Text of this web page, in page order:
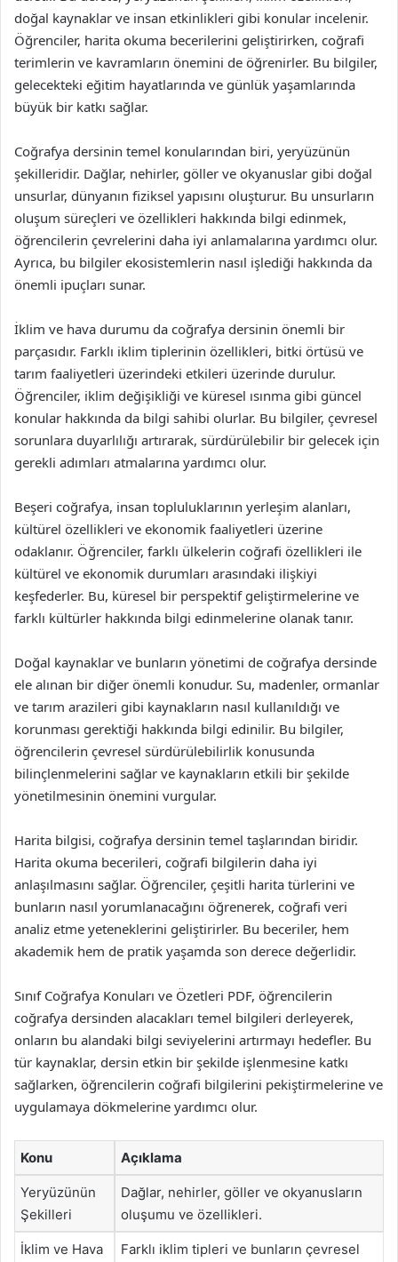
doğal kaynaklar ve insan etkinlikleri gibi konular incelenir.
Öğrenciler, harita okuma becerilerini geliştirirken, coğrafi
terimlerin ve kavramların önemini de öğrenirler. Bu bilgiler,
gelecekteki eğitim hayatlarında ve günlük yaşamlarında
büyük bir katkı sağlar.
Coğrafya dersinin temel konularından biri, yeryüzünün
şekilleridir. Dağlar, nehirler, göller ve okyanuslar gibi doğal
unsurlar, dünyanın fiziksel yapısını oluşturur. Bu unsurların
oluşum süreçleri ve özellikleri hakkında bilgi edinmek,
öğrencilerin çevrelerini daha iyi anlamalarına yardımcı olur.
Ayrıca, bu bilgiler ekosistemlerin nasıl işlediği hakkında da
önemli ipuçları sunar.
İklim ve hava durumu da coğrafya dersinin önemli bir
parçasıdır. Farklı iklim tiplerinin özellikleri, bitki örtüsü ve
tarım faaliyetleri üzerindeki etkileri üzerinde durulur.
Öğrenciler, iklim değişikliği ve küresel ısınma gibi güncel
konular hakkında da bilgi sahibi olurlar. Bu bilgiler, çevresel
sorunlara duyarlılığı artırarak, sürdürülebilir bir gelecek için
gerekli adımları atmalarına yardımcı olur.
Beşeri coğrafya, insan topluluklarının yerleşim alanları,
kültürel özellikleri ve ekonomik faaliyetleri üzerine
odaklanır. Öğrenciler, farklı ülkelerin coğrafi özellikleri ile
kültürel ve ekonomik durumları arasındaki ilişkiyi
keşfederler. Bu, küresel bir perspektif geliştirmelerine ve
farklı kültürler hakkında bilgi edinmelerine olanak tanır.
Doğal kaynaklar ve bunların yönetimi de coğrafya dersinde
ele alınan bir diğer önemli konudur. Su, madenler, ormanlar
ve tarım arazileri gibi kaynakların nasıl kullanıldığı ve
korunması gerektiği hakkında bilgi edinilir. Bu bilgiler,
öğrencilerin çevresel sürdürülebilirlik konusunda
bilinçlenmelerini sağlar ve kaynakların etkili bir şekilde
yönetilmesinin önemini vurgular.
Harita bilgisi, coğrafya dersinin temel taşlarından biridir.
Harita okuma becerileri, coğrafi bilgilerin daha iyi
anlaşılmasını sağlar. Öğrenciler, çeşitli harita türlerini ve
bunların nasıl yorumlanacağını öğrenerek, coğrafi veri
analiz etme yeteneklerini geliştirirler. Bu beceriler, hem
akademik hem de pratik yaşamda son derece değerlidir.
Sınıf Coğrafya Konuları ve Özetleri PDF, öğrencilerin
coğrafya dersinden alacakları temel bilgileri derleyerek,
onların bu alandaki bilgi seviyelerini artırmayı hedefler. Bu
tür kaynaklar, dersin etkin bir şekilde işlenmesine katkı
sağlarken, öğrencilerin coğrafi bilgilerini pekiştirmelerine ve
uygulamaya dökmelerine yardımcı olur.
Konu Açıklama
Yeryüzünün
Şekilleri
Dağlar, nehirler, göller ve okyanusların
oluşumu ve özellikleri.
İklim ve Hava
Farklı iklim tipleri ve bunların çevresel